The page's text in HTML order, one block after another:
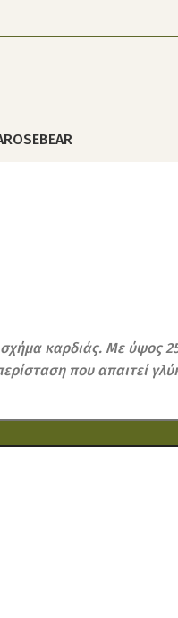
ROSEBEAR
καρδιάς. Με ύψος
που απαιτεί